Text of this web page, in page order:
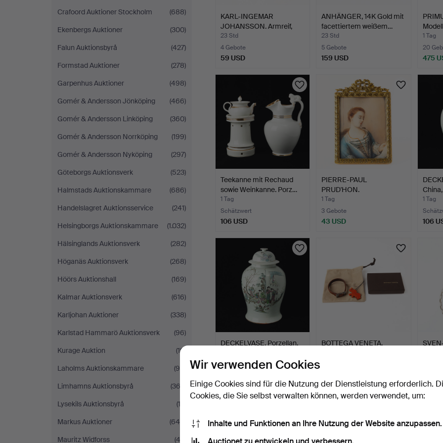
Crafoord Auktioner Stockholm
(688)
Ekenbergs Auktioner
(300)
Falun Auktionsbyrå
(427)
Formstad Auktioner
(278)
Garpenhus Auktioner
(498)
Gomér & Andersson Jönköping
(466)
Gomér & Andersson Linköping
(360)
Gomér & Andersson Norrköping
(199)
Gomér & Andersson Nyköping
(297)
Göteborgs Auktionsverk
(523)
Halmstads Auktionskammare
(686)
Handelslagret Auktionsservice
(241)
Helsingborgs Auktionskammare
(1.032)
Hälsinglands Auktionsverk
(282)
Höganäs Auktionsverk
(268)
Höörs Auktionshall
(169)
Kalmar Auktionsverk
(616)
Karljohan Auktioner
(338)
Karlstad Hammarö Auktionsverk
(96)
Kurage Auktion
(19)
Laholms Auktionskammare
(99)
Limhamns Auktionsbyrå
(362)
Lysekils Auktionsbyrå
(12)
Markus Auktioner
(644)
Mauritz Widforss
(43)
KARL-INGEMAR
JOHANSSON. Armreif,
Silber mi…
23 Std
4 Gebote
59 USD
ANHÄNGER, 14K Gold mit
facettiertem weißem…
23 Std
5 Gebote
159 USD
1 Tag
20
475
Teekanne mit Rechaud
sowie Weinkanne. Porz…
1 Tag
Schätzwert
106 USD
PIERRE-PAUL
PRUD'HON.
Miniaturmalerei, nac…
1 Tag
3 Gebote
43 USD
1 Tag
106
DECKELVASE, Porzellan,
1 Tag
211 USD
BOTTEGA VENETA,
73 USD 211
Wir verwenden Cookies
Einige Cookies sind für die Nutzung der Dienstleistung erforderlich.
Cookies, die Sie selbst verwalten können, werden verwendet, um:
Inhalte und Funktionen an Ihre Nutzung der Website anzupassen.